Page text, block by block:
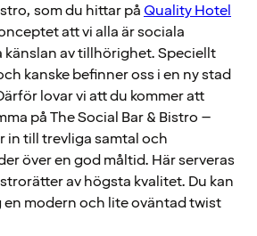
som du hittar påQuality Hotel
att vi alla är sociala
känslan av tillhörighet. Speciellt
kanske befinner oss i en ny stad
lovar vi att du kommer att
på The Social Bar & Bistro –
in till trevliga samtal och
över en god måltid. Här serveras
av högsta kvalitet. Du kan
modern och lite oväntad twist